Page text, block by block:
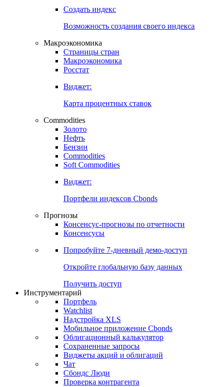
Создать индекс
Возможность создания своего индекса
Макроэкономика
Страницы стран
Макроэкономика
Росстат
Виджет:
Карта процентных ставок
Commodities
Золото
Нефть
Бензин
Commodities
Soft Commodities
Виджет:
Портфели индексов Cbonds
Прогнозы
Консенсус-прогнозы по отчетности
Консенсусы
Попробуйте 7-дневный демо-доступ
Откройте глобальную базу данных
Получить доступ
Инструментарий
Портфель
Watchlist
Надстройка XLS
Мобильное приложение Cbonds
Облигационный калькулятор
Сохраненные запросы
Виджеты акций и облигаций
Чат
Сбондс Люди
Проверка контрагента